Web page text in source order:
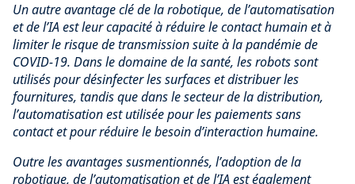
Un autre avantage clé de la robotique, de l’automatisation
et de l’IA est leur capacité à réduire le contact humain et à
limiter le risque de transmission suite à la pandémie de
COVID-19. Dans le domaine de la santé, les robots sont
utilisés pour désinfecter les surfaces et distribuer les
fournitures, tandis que dans le secteur de la distribution,
l’automatisation est utilisée pour les paiements sans
contact et pour réduire le besoin d’interaction humaine.
Outre les avantages susmentionnés, l’adoption de la
robotique, de l’automatisation et de l’IA est également